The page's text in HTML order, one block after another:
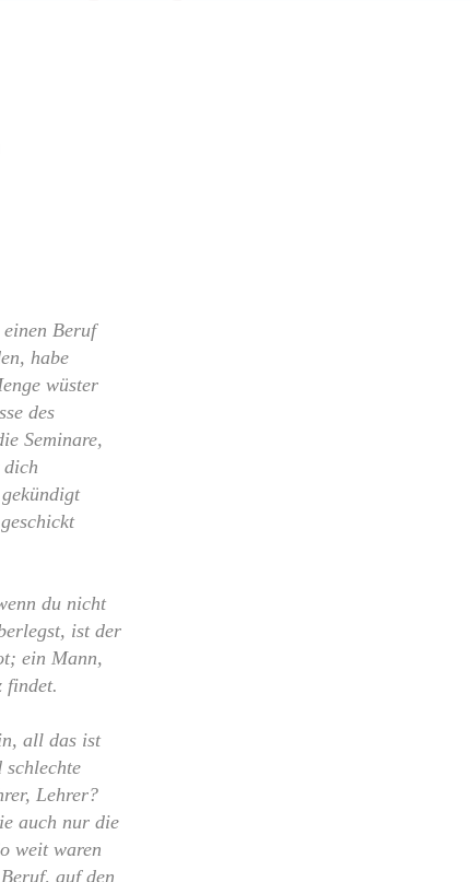
Beruf
habe
wüster
des
Seminare,
du nicht
ist der
ein Mann,
findet.
all das ist
Lehrer?
auch nur die
weit waren
auf den